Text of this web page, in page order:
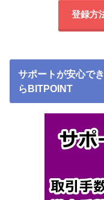
登録方
サポートが安心で
らBITPOINT